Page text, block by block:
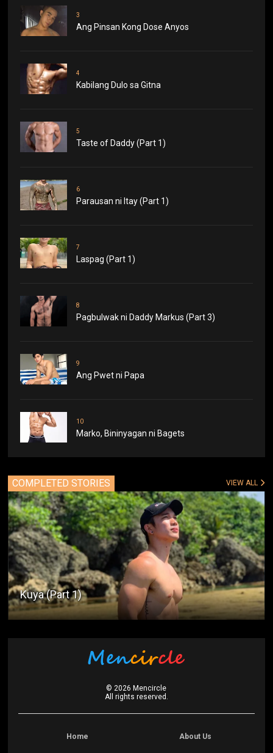
3
Ang Pinsan Kong Dose Anyos
4
Kabilang Dulo sa Gitna
5
Taste of Daddy (Part 1)
6
Parausan ni Itay (Part 1)
7
Laspag (Part 1)
8
Pagbulwak ni Daddy Markus (Part 3)
9
Ang Pwet ni Papa
10
Marko, Bininyagan ni Bagets
COMPLETED STORIES VIEW ALL
Addicted (Part 1)
©2026 Mencircle
All rights reserved.
Home About Us